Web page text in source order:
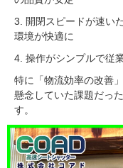
3. 開閉スピードが速い
環境が快適に
4. 操作がシンプルで従
特に「物流効率の改善
懸念していた課題だっ
す。